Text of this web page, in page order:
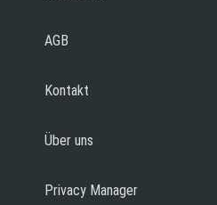
AGB
Kontakt
Über uns
Privacy Manager